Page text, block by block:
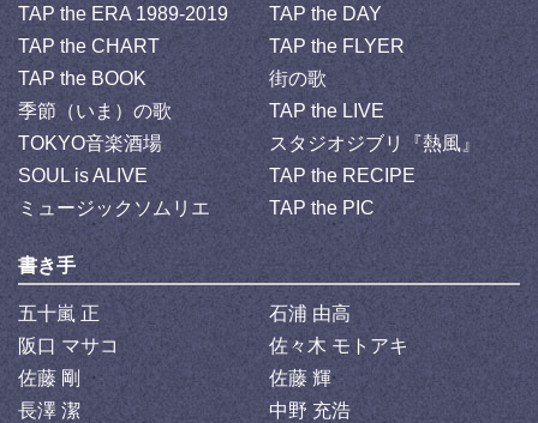
TAP the ERA 1989-2019
TAP the DAY
TAP the CHART
TAP the FLYER
TAP the BOOK
街の歌
季節（いま）の歌
TAP the LIVE
TOKYO音楽酒場
スタジオジブリ『熱風』
SOUL is ALIVE
TAP the RECIPE
ミュージックソムリエ
TAP the PIC
書き手
五十嵐 正
石浦 由高
阪口 マサコ
佐々木 モトアキ
佐藤 剛
佐藤 輝
長澤 潔
中野 充浩